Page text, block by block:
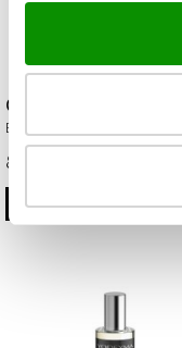
Caribbean
Eau de Parfum 15ml
8,35 €
КУПИ